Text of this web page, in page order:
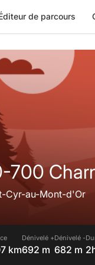
de parcours
700
Cyr-au-Mont-d'Or
km
Dénivelé +
692 m
Dénivelé -
682 m